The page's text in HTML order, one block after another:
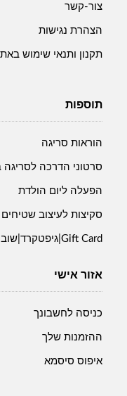
צור-קשר
הצהרת נגישות
תקנון ותנאי שימוש
תוספות
הוראות סריגה
סרטוני הדרכה לסריגה
הפעלה ליום הולדת
סקיצות לעיצוב שטיחים
Gift Card|גיפטקרד|שוברי מתנה
אזור אישי
כניסה לחשבונך
ההזמנות שלך
איפוס סיסמא